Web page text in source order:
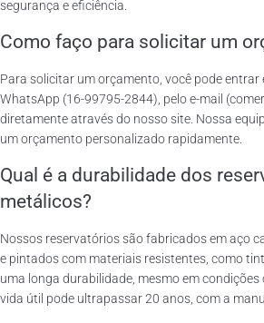
segurança e eficiência.
Como faço para solicitar um
Para solicitar um orçamento, você pode entrar
WhatsApp (16-99795-2844), pelo e-mail
diretamente através do nosso site. Nossa
um orçamento personalizado rapidamente.
Qual é a durabilidade dos
metálicos?
Nossos reservatórios são fabricados em aço
e pintados com materiais resistentes, como
uma longa durabilidade, mesmo em
vida útil pode ultrapassar 20 anos, com a